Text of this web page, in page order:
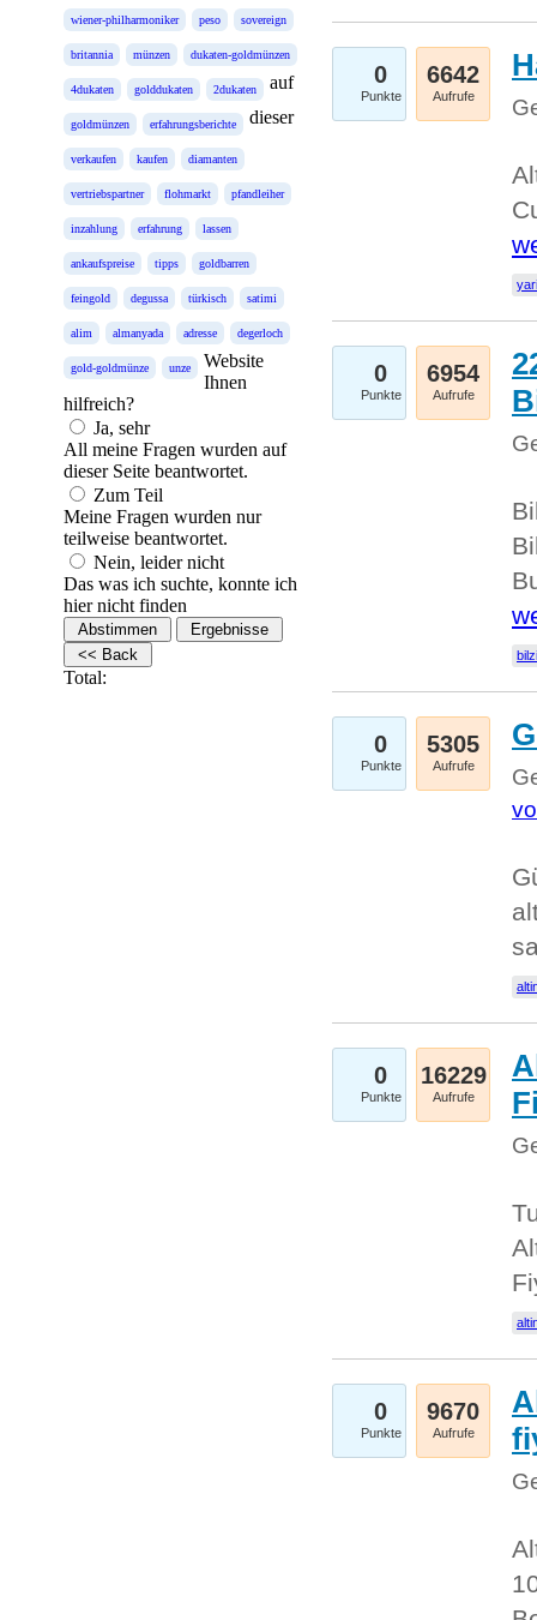
wiener-philharmoniker peso sovereign
britannia münzen dukaten-goldmünzen
4dukaten golddukaten 2dukaten
goldmünzen erfahrungsberichte
verkaufen kaufen diamanten
vertriebspartner flohmarkt pfandleiher
inzahlung erfahrung lassen
ankaufspreise tipps goldbarren
feingold degussa türkisch satimi
alim almanyada adresse degerloch
gold-goldmünze unze
auf
dieser
Website
Ihnen
hilfreich?
Ja, sehr
All meine Fragen wurden auf
dieser Seite beantwortet.
Zum Teil
Meine Fragen wurden nur
teilweise beantwortet.
Nein, leider nicht
Das was ich suchte, konnte ich
hier nicht finden
Total:
0
Punkte
6642
Aufrufe
0
Punkte
6954
Aufrufe
0
Punkte
5305
Aufrufe
0
Punkte
16229
Aufrufe
0
Punkte
9670
Aufrufe